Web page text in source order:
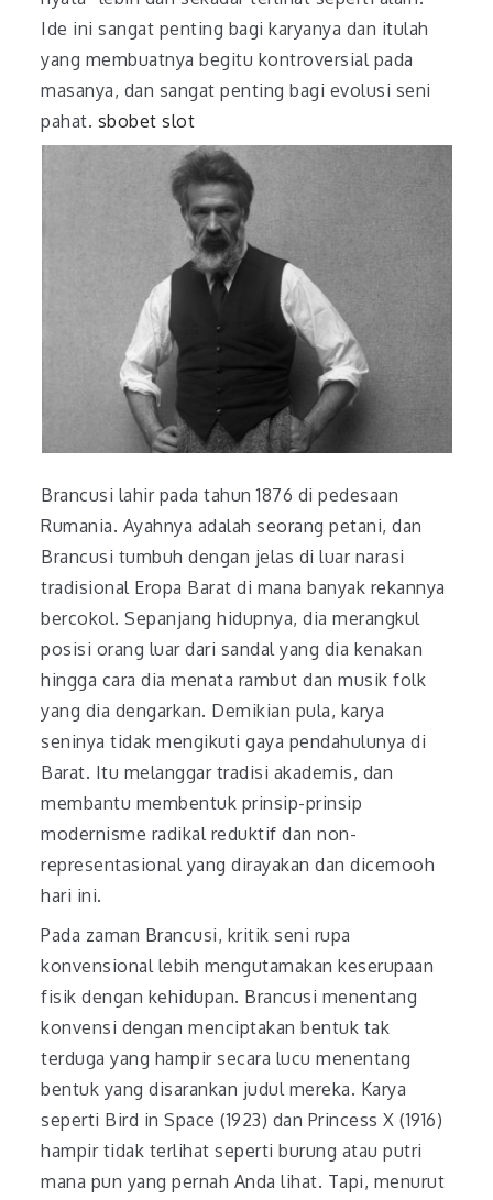
Ide ini sangat penting bagi karyanya dan itulah
yang membuatnya begitu kontroversial pada
masanya, dan sangat penting bagi evolusi seni
pahat. sbobet slot
Brancusi lahir pada tahun 1876 di pedesaan
Rumania. Ayahnya adalah seorang petani, dan
Brancusi tumbuh dengan jelas di luar narasi
tradisional Eropa Barat di mana banyak rekannya
bercokol. Sepanjang hidupnya, dia merangkul
posisi orang luar dari sandal yang dia kenakan
hingga cara dia menata rambut dan musik folk
yang dia dengarkan. Demikian pula, karya
seninya tidak mengikuti gaya pendahulunya di
Barat. Itu melanggar tradisi akademis, dan
membantu membentuk prinsip-prinsip
modernisme radikal reduktif dan non-
representasional yang dirayakan dan dicemooh
hari ini.
Pada zaman Brancusi, kritik seni rupa
konvensional lebih mengutamakan keserupaan
fisik dengan kehidupan. Brancusi menentang
konvensi dengan menciptakan bentuk tak
terduga yang hampir secara lucu menentang
bentuk yang disarankan judul mereka. Karya
seperti Bird in Space (1923) dan Princess X (1916)
hampir tidak terlihat seperti burung atau putri
mana pun yang pernah Anda lihat. Tapi, menurut